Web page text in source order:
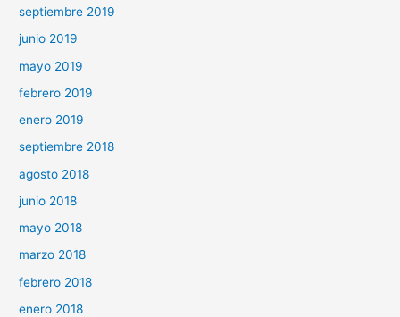
septiembre 2019
junio 2019
mayo 2019
febrero 2019
enero 2019
septiembre 2018
agosto 2018
junio 2018
mayo 2018
marzo 2018
febrero 2018
enero 2018